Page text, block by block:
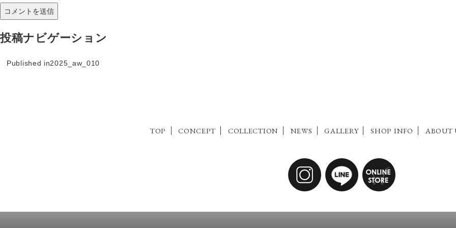
投稿ナビゲーション
Published in2025_aw_010
TOP CONCEPT COLLECTION NEWS GALLERY SHOP INFO ABOUT